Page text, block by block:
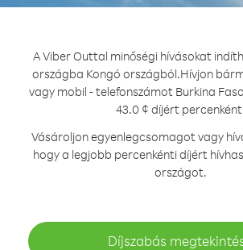
A Viber Outtal minőségi hívásokat
országba Kongó országból.Hívjon
vagy mobil - telefonszámot Burkina
43.0 ¢ díjért
Vásároljon egyenlegcsomagot vagy
hogy a legjobb percenkénti díjért
országot.
Díjszabás